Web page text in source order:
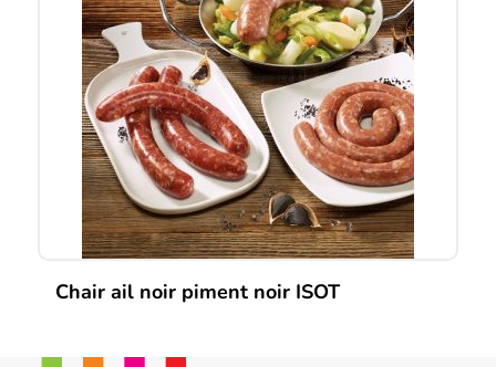
Chair ail noir piment noir ISOT